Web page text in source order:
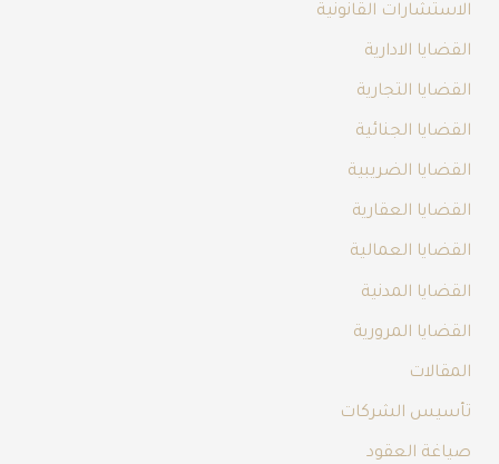
الاستشارات القانونية
القضايا الادارية
القضايا التجارية
القضايا الجنائية
القضايا الضريبية
القضايا العقارية
القضايا العمالية
القضايا المدنية
القضايا المرورية
المقالات
تأسيس الشركات
صياغة العقود